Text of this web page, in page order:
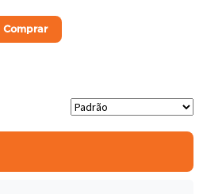
Comprar